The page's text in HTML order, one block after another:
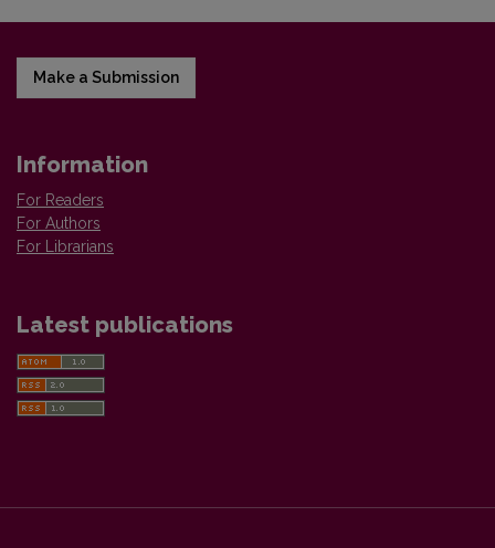
Make a Submission
Information
For Readers
For Authors
For Librarians
Latest publications